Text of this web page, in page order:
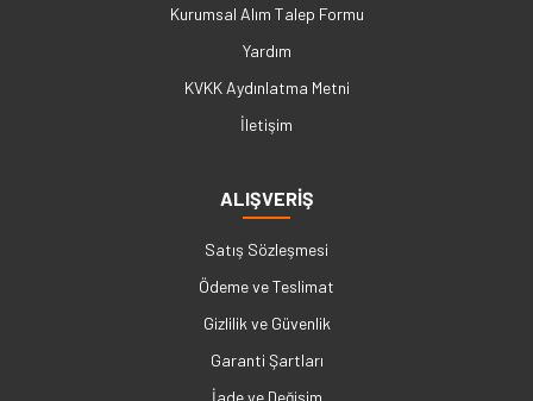
Kurumsal Alım Talep Formu
Yardım
KVKK Aydınlatma Metni
İletişim
ALIŞVERİŞ
Satış Sözleşmesi
Ödeme ve Teslimat
Gizlilik ve Güvenlik
Garanti Şartları